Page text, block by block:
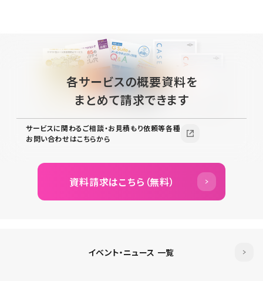
各サービスの概要資料を
まとめて請求できます
サービスに関わるご相談・お見積もり依頼等各種
お問い合わせはこちらから
資料請求はこちら（無料）
イベント・ニュース 一覧